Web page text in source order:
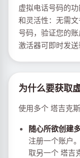
虚拟电话号码的
和灵活性：无需
号码，验证您的
激活器可即时发送
为什么要获取
使用多个 塔吉克
随心所欲创建
注册一个账户
取另一个 塔吉